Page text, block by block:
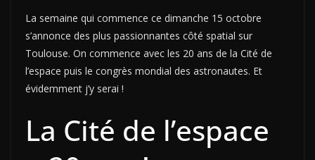
La semaine qui commence ce dimanche 15 octobre
s’annonce des plus passionnantes côté spatial sur
Toulouse. On commence avec les 20 ans de la Cité de
l’espace puis le congrès mondial des astronautes. Et
évidemment j’y serai !
La Cité de l’espace